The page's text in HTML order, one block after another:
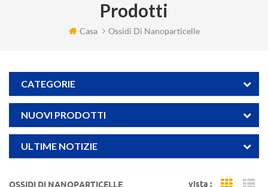
Prodotti
Casa Ossidi Di Nanoparticelle
CATEGORIE
NUOVI PRODOTTI
ULTIME NOTIZIE
OSSIDI DI NANOPARTICELLE vista : Grid